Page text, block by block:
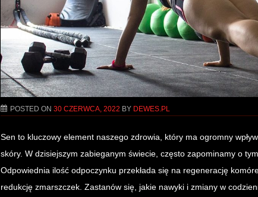
POSTED ON 30 CZERWCA, 2022 BY DEWES.PL
Sen to kluczowy element naszego zdrowia, który ma ogromny
skóry. W dzisiejszym zabieganym świecie, często zapominamy o
Odpowiednia ilość odpoczynku przekłada się na regenerację
redukcję zmarszczek. Zastanów się, jakie nawyki i zmiany w